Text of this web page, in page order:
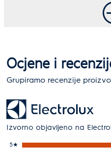
Ocjene i
Grupiramo recenzije
Izvorno objavljeno na
5★